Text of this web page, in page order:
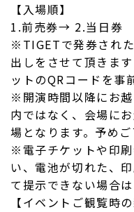
【入場順】
1.前売券→ 2.当日券
※TIGETで発券され
出しをさせて頂きま
ットのQRコードを事
※開演時間以降にお
内ではなく、会場に
場となります。予めご
※電子チケットや印
い、電池が切れた、
て提示できない場合
【イベントご観覧時